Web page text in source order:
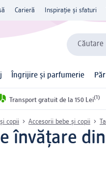
Carieră Inspirație și sfaturi
Căutare
Îngrijire și parfumerie Păr
Transport gratuit de la 150 Lei(1)
copii Accesorii bebe și copii
învățare